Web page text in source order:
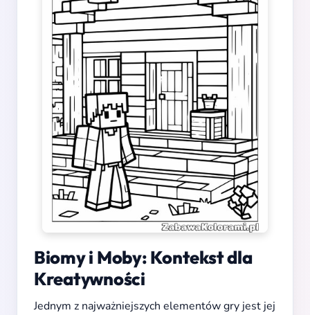
Biomy i Moby: Kontekst dla
Kreatywności
Jednym z najważniejszych elementów gry jest jej